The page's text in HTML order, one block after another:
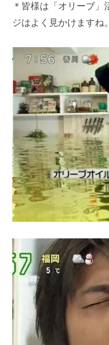
＊皆様は「オリーブ
ジはよく見かけますね。